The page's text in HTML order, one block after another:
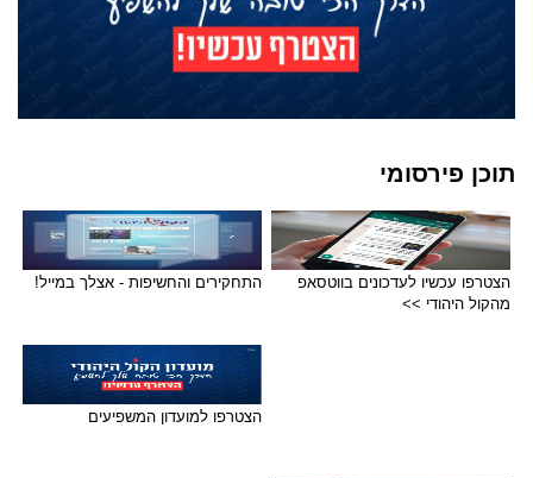
תוכן פירסומי
הצטרפו עכשיו לעדכונים בווטסאפ
מהקול היהודי >>
התחקירים והחשיפות - אצלך במייל!
הצטרפו למועדון המשפיעים